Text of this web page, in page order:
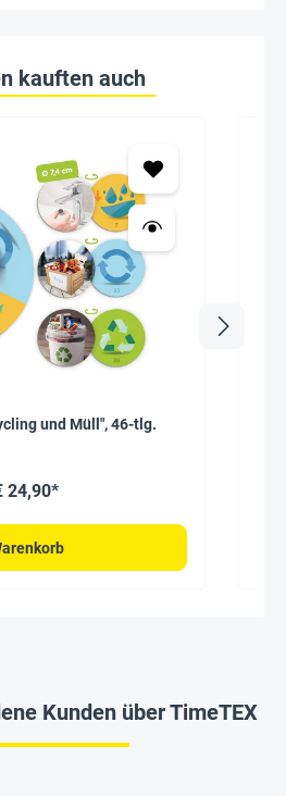
kauften auch
und Müll", 46-tlg.
24,90*
Kunden über TimeTEX